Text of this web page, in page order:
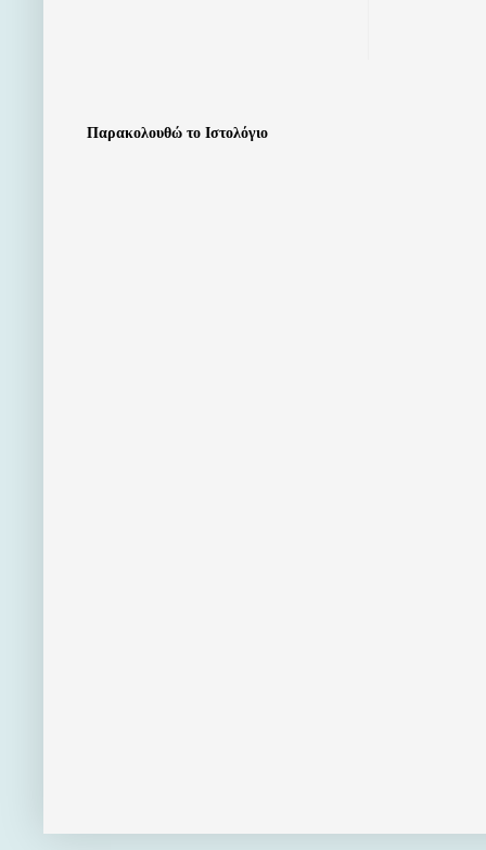
Παρακολουθώ το Ιστολόγιο